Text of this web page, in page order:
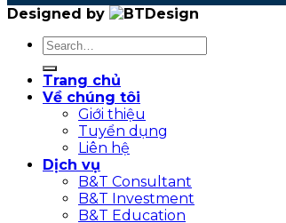
Designed by
Trang chủ
Về chúng tôi
Giới thiệu
Tuyển dụng
Liên hệ
Dịch vụ
B&T Consultant
B&T Investment
B&T Education